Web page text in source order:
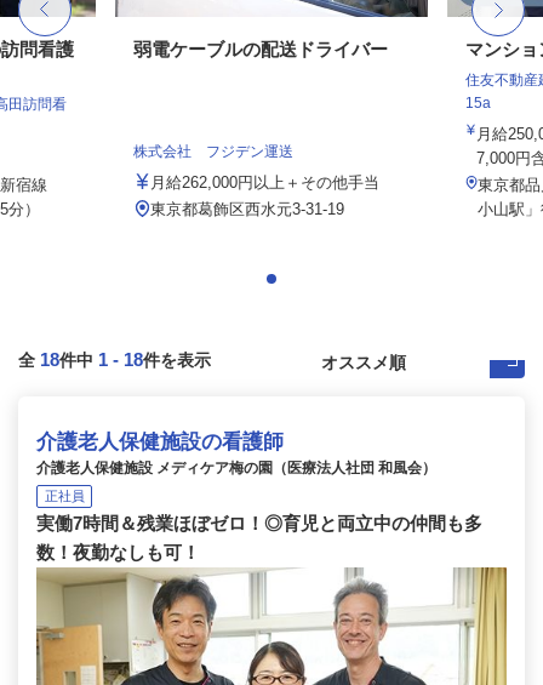
問看護
田訪問看
宿線
）
弱電ケーブルの配送ドライバー
株式会社 フジデン運送
月給262,000円以上＋その他手当
東京都葛飾区西水元3‐31‐19
マンシ
住友不動産
15a
月給
7,000円
東京都
小山駅
全 18件中 1 - 18件を表示
介護老人保健施設の看護師
介護老人保健施設 メディケア梅の園（医療法人社団 和風会）
正社員
実働7時間＆残業ほぼゼロ！◎育児と両立中の仲間も多
数！夜勤なしも可！